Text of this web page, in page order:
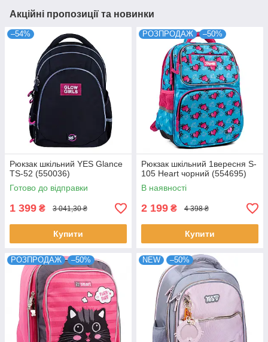
Акційні пропозиції та новинки
–54%
Рюкзак шкільний YES Glance
TS-52 (550036)
Готово до відправки
1 399 ₴ 3 041,30 ₴
Купити
РОЗПРОДАЖ –50%
Рюкзак шкільний 1вересня S-
105 Heart чорний (554695)
В наявності
2 199 ₴ 4 398 ₴
Купити
РОЗПРОДАЖ –50% NEW –50%